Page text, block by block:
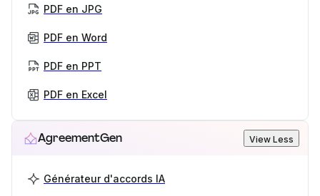
PDF en JPG
PDF en Word
PDF en PPT
PDF en Excel
AgreementGen View Less
Générateur d'accords IA